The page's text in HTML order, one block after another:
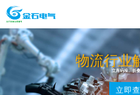
物流行业
立库码垛、折
立即